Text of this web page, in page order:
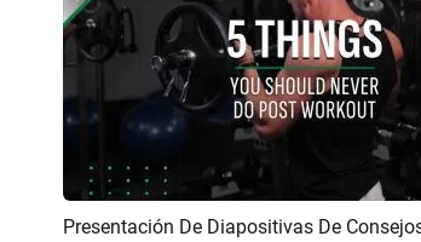
Previsualizar Crear IA